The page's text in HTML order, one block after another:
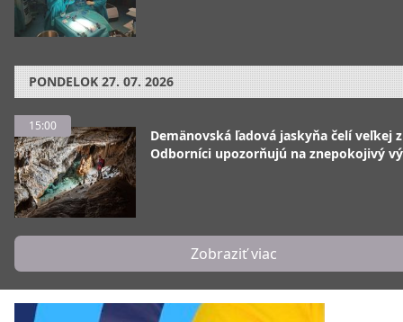
PONDELOK 27. 07. 2026
15:00
Demänovská ľadová jaskyňa čelí veľkej
Odborníci upozorňujú na znepokojivý
Zobraziť viac